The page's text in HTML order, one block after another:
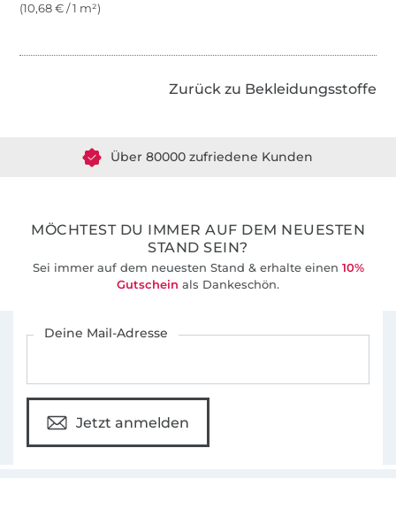
(10,68 € / 1 m²)
Zurück zu Bekleidungsstoffe
Über 1.8 Millionen Meter Stoff versandfertig
MÖCHTEST DU IMMER AUF DEM NEUESTEN
STAND SEIN?
Sei immer auf dem neuesten Stand & erhalte einen 10%
Gutschein als Dankeschön.
Deine Mail-Adresse
Jetzt anmelden